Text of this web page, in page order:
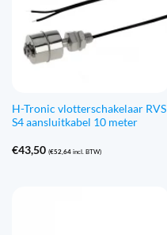
H-Tronic vlotterschakelaar RVS
S4 aansluitkabel 10 meter
€43,50 (€52,64incl. BTW)